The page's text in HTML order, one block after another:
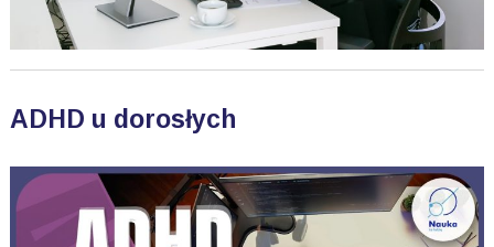
ADHD u dorosłych